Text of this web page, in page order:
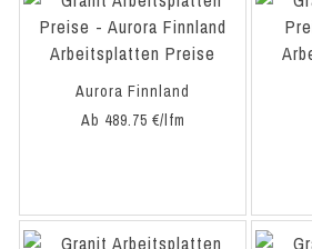
Aurora Finnland
Ab 489.75 €/lfm